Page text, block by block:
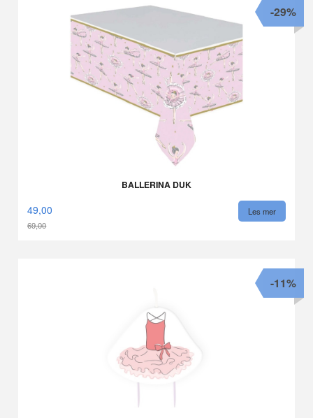
BALLERINA DUK
49,00
69,00
-29%
Les mer
-11%